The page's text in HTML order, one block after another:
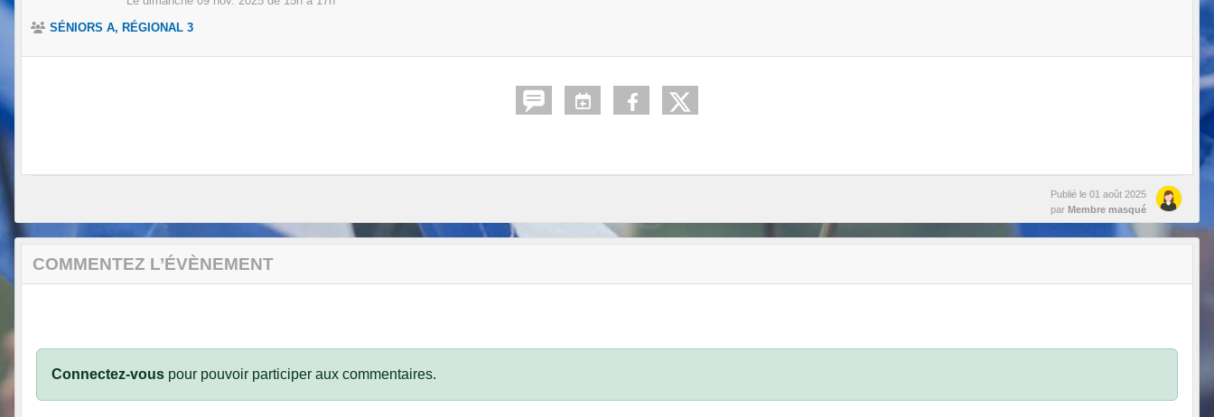
SÉNIORS A, RÉGIONAL 3
Publié le 01 août 2025
par Membre masqué
COMMENTEZ L’ÉVÈNEMENT
Connectez-vous pour pouvoir participer aux commentaires.